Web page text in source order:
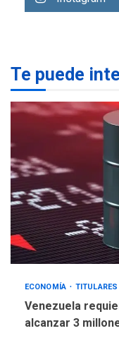
2
3
4
5
Te puede
ECONOMÍA TITULARES
Venezuela
alcanzar 3